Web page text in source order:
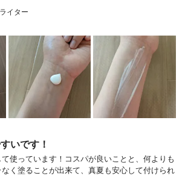
イター
いです！
使っています！コスパが良いことと、何よりも
く塗ることが出来て、真夏も安心して付けられ